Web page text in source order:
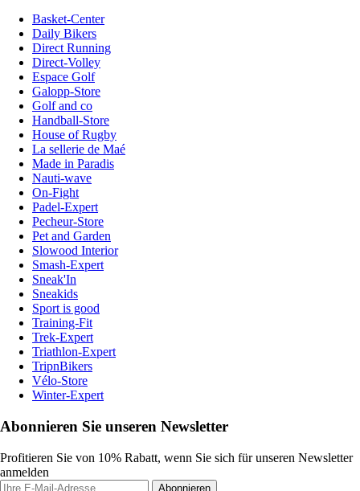
Basket-Center
Daily Bikers
Direct Running
Direct-Volley
Espace Golf
Galopp-Store
Golf and co
Handball-Store
House of Rugby
La sellerie de Maé
Made in Paradis
Nauti-wave
On-Fight
Padel-Expert
Pecheur-Store
Pet and Garden
Slowood Interior
Smash-Expert
Sneak'In
Sneakids
Sport is good
Training-Fit
Trek-Expert
Triathlon-Expert
TripnBikers
Vélo-Store
Winter-Expert
Abonnieren Sie unseren Newsletter
Profitieren Sie von 10% Rabatt, wenn Sie sich für unseren Newsletter
anmelden
Abonnieren